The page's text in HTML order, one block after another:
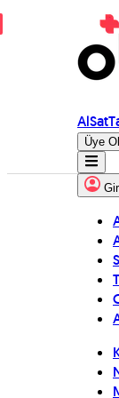
AlSat
Üye Ol